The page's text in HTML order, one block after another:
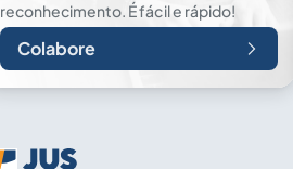
reconhecimento. É fácil e rápido!
Colabore